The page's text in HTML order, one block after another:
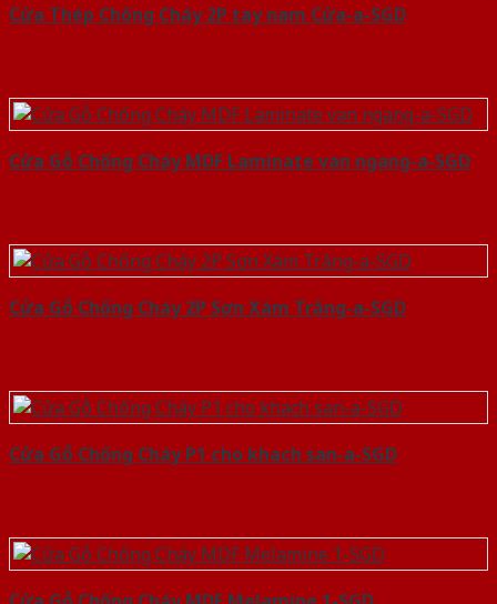
Cửa Thép Chống Cháy 2P tay nam Cửa-a-SGD
Cửa Gỗ Chống Cháy MDF Laminate van ngang-a-SGD
Cửa Gỗ Chống Cháy 2P Sơn Xám Trắng-a-SGD
Cửa Gỗ Chống Cháy P1 cho khach san-a-SGD